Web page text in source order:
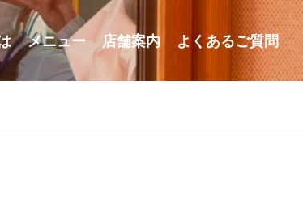
メニュー 店舗案内 よくあるご質問